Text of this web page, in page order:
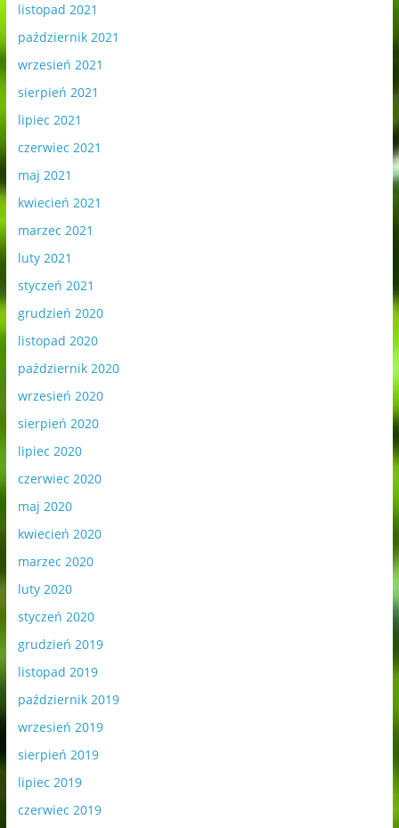
listopad 2021
październik 2021
wrzesień 2021
sierpień 2021
lipiec 2021
czerwiec 2021
maj 2021
kwiecień 2021
marzec 2021
luty 2021
styczeń 2021
grudzień 2020
listopad 2020
październik 2020
wrzesień 2020
sierpień 2020
lipiec 2020
czerwiec 2020
maj 2020
kwiecień 2020
marzec 2020
luty 2020
styczeń 2020
grudzień 2019
listopad 2019
październik 2019
wrzesień 2019
sierpień 2019
lipiec 2019
czerwiec 2019